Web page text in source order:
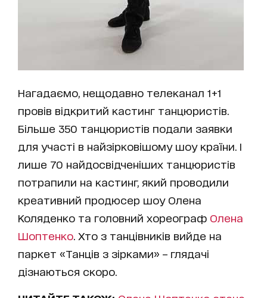
Нагадаємо, нещодавно телеканал 1+1
провів відкритий кастинг танцюристів.
Більше 350 танцюристів подали заявки
для участі в найзірковішому шоу країни. І
лише 70 найдосвідченіших танцюристів
потрапили на кастинг, який проводили
креативний продюсер шоу Олена
Коляденко та головний хореограф Олена
Шоптенко . Хто з танцівників вийде на
паркет «Танців з зірками» – глядачі
дізнаються скоро.